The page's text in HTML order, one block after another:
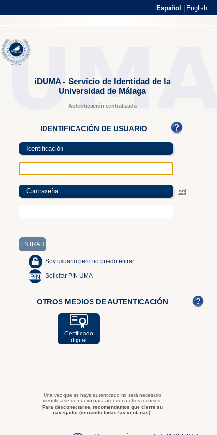
Español English
iDUMA - Servicio de Identidad de la
Universidad de Málaga
Autenticación centralizada
IDENTIFICACIÓN DE USUARIO
Identificación
Contraseña
Soy usuario pero no puedo entrar
Solicitar PIN UMA
OTROS MEDIOS DE AUTENTICACIÓN
Certificado
digital
Una vez que se haya autenticado no será necesario
identificarse de nuevo para acceder a otros recursos.
Para desconectarse, recomendamos que cierre su
navegador (cerrando todas las ventanas).